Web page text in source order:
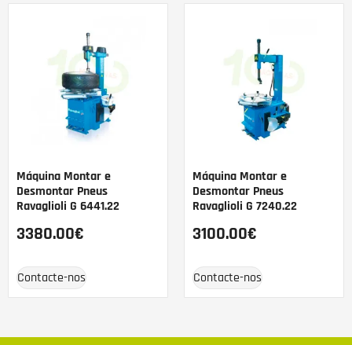
Máquina Montar e
Desmontar Pneus
Ravaglioli G 6441.22
3380.00€
Contacte-nos
Máquina Montar e
Desmontar Pneus
Ravaglioli G 7240.22
3100.00€
Contacte-nos